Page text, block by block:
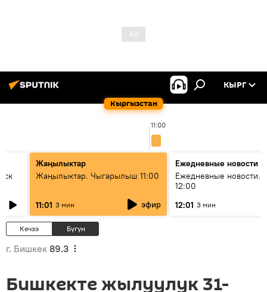
Кыргызстан
КЫРГ
11:00
Жаңылыктар
Жаңылыктар. Чыгарылыш 11:00
11:01 3 мин эфир
Ежедневные новости
Ежедневные новости.
12:00
12:01 3 мин
Кечээ Бүгүн
г. Бишкек 89.3
Бишкекте жылуулук 31-